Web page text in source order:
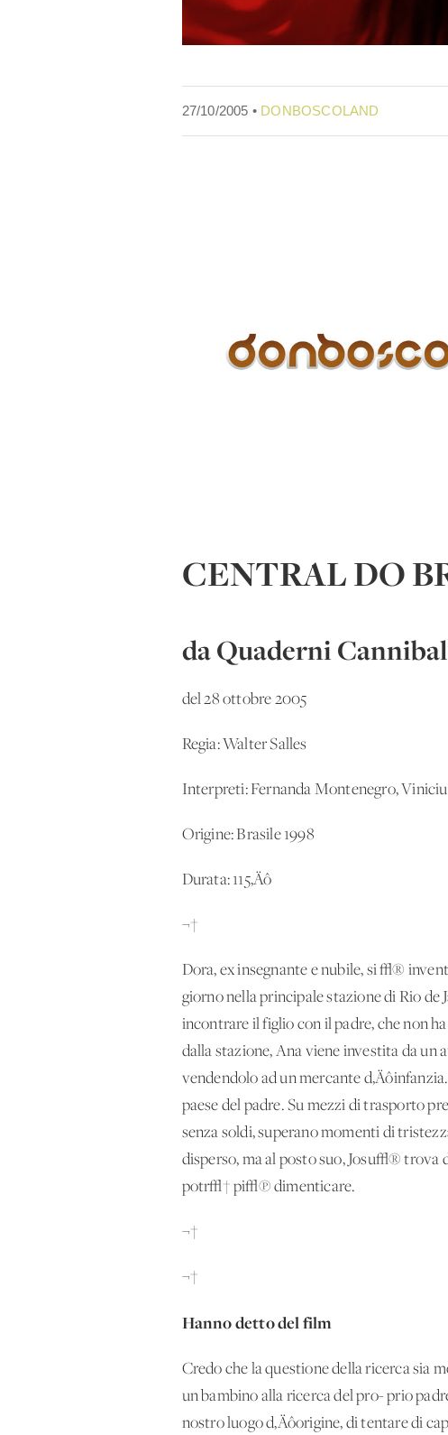
27/10/2005 • DONBOSCOLAND
CENTRAL DO
da Quaderni
del 28 ottobre 2005
Regia: Walter Salles
Interpreti: Fernanda Montenegro,
Origine: Brasile 1998
Durata: 115‚Äô
¬†
Dora, ex insegnante e nubile, si √®
giorno nella principale stazione di Rio
incontrare il figlio con il padre, che non
dalla stazione, Ana viene investita da
vendendolo ad un mercante
paese del padre. Su mezzi di trasporto
senza soldi, superano momenti di
disperso, ma al posto suo, Josu√® trova
potr√† pi√π dimenticare.
¬†
¬†
Hanno detto del film
Credo che la questione della ricerca sia
un bambino alla ricerca del pro- prio
nostro luogo d‚Äôorigine, di tentare di